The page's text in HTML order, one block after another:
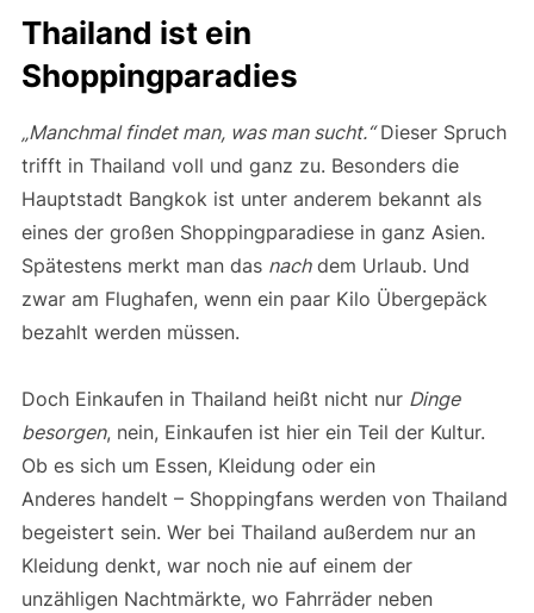
Thailand ist ein
Shoppingparadies
„Manchmal findet man, was man sucht.“Dieser Spruch
trifft in Thailand voll und ganz zu. Besonders die
Hauptstadt Bangkok ist unter anderem bekannt als
eines der großen Shoppingparadiese in ganz Asien.
Spätestens merkt man das nachdem Urlaub. Und
zwar am Flughafen, wenn ein paar Kilo Übergepäck
bezahlt werden müssen.
Doch Einkaufen in Thailand heißt nicht nur Dinge
besorgen, nein, Einkaufen ist hier ein Teil der Kultur.
Ob es sich um Essen, Kleidung oder ein
Anderes handelt – Shoppingfans werden von Thailand
begeistert sein. Wer bei Thailand außerdem nur an
Kleidung denkt, war noch nie auf einem der
unzähligen Nachtmärkte, wo Fahrräder neben